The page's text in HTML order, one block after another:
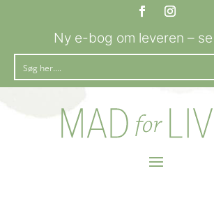
Ny e-bog om leveren –